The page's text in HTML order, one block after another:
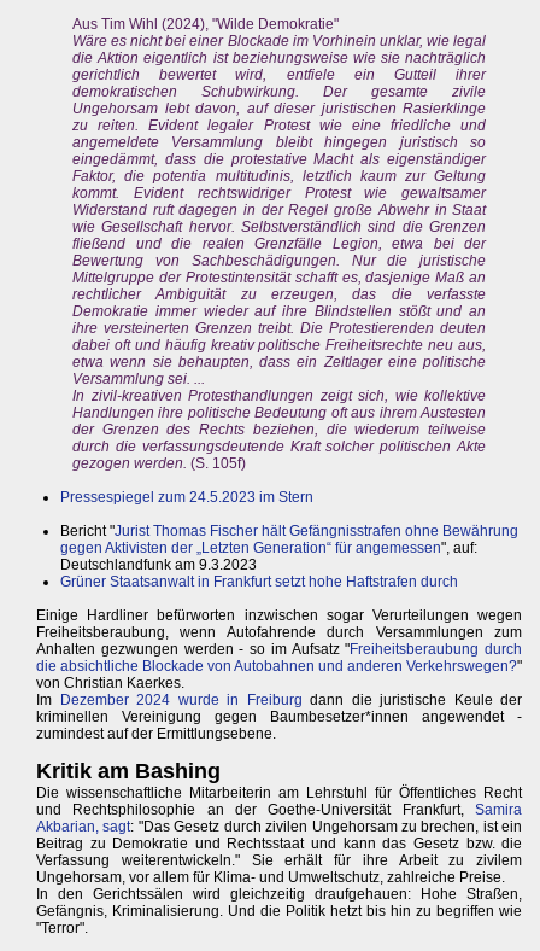
Aus Tim Wihl (2024), "Wilde Demokratie"
Wäre es nicht bei einer Blockade im Vorhinein unklar, wie legal
die Aktion eigentlich ist beziehungsweise wie sie nachträglich
gerichtlich bewertet wird, entfiele ein Gutteil ihrer
demokratischen Schubwirkung. Der gesamte zivile
Ungehorsam lebt davon, auf dieser juristischen Rasierklinge
zu reiten. Evident legaler Protest wie eine friedliche und
angemeldete Versammlung bleibt hingegen juristisch so
eingedämmt, dass die protestative Macht als eigenständiger
Faktor, die potentia multitudinis, letztlich kaum zur Geltung
kommt. Evident rechtswidriger Protest wie gewaltsamer
Widerstand ruft dagegen in der Regel große Abwehr in Staat
wie Gesellschaft hervor. Selbstverständlich sind die Grenzen
fließend und die realen Grenzfälle Legion, etwa bei der
Bewertung von Sachbeschädigungen. Nur die juristische
Mittelgruppe der Protestintensität schafft es, dasjenige Maß an
rechtlicher Ambiguität zu erzeugen, das die verfasste
Demokratie immer wieder auf ihre Blindstellen stößt und an
ihre versteinerten Grenzen treibt. Die Protestierenden deuten
dabei oft und häufig kreativ politische Freiheitsrechte neu aus,
etwa wenn sie behaupten, dass ein Zeltlager eine politische
Versammlung sei. ...
In zivil-kreativen Protesthandlungen zeigt sich, wie kollektive
Handlungen ihre politische Bedeutung oft aus ihrem Austesten
der Grenzen des Rechts beziehen, die wiederum teilweise
durch die verfassungsdeutende Kraft solcher politischen Akte
gezogen werden. (S. 105f)
Pressespiegel zum 24.5.2023 im Stern
Bericht "Jurist Thomas Fischer hält Gefängnisstrafen ohne Bewährung
gegen Aktivisten der „Letzten Generation“ für angemessen", auf:
Deutschlandfunk am 9.3.2023
Grüner Staatsanwalt in Frankfurt setzt hohe Haftstrafen durch
Einige Hardliner befürworten inzwischen sogar Verurteilungen wegen
Freiheitsberaubung, wenn Autofahrende durch Versammlungen zum
Anhalten gezwungen werden - so im Aufsatz "Freiheitsberaubung durch
die absichtliche Blockade von Autobahnen und anderen Verkehrswegen?"
von Christian Kaerkes.
Im Dezember 2024 wurde in Freiburg dann die juristische Keule der
kriminellen Vereinigung gegen Baumbesetzer*innen angewendet -
zumindest auf der Ermittlungsebene.
Kritik am Bashing
Die wissenschaftliche Mitarbeiterin am Lehrstuhl für Öffentliches Recht
und Rechtsphilosophie an der Goethe-Universität Frankfurt,Samira
Akbarian, sagt: "Das Gesetz durch zivilen Ungehorsam zu brechen, ist ein
Beitrag zu Demokratie und Rechtsstaat und kann das Gesetz bzw. die
Verfassung weiterentwickeln." Sie erhält für ihre Arbeit zu zivilem
Ungehorsam, vor allem für Klima- und Umweltschutz, zahlreiche Preise.
In den Gerichtssälen wird gleichzeitig draufgehauen: Hohe Straßen,
Gefängnis, Kriminalisierung. Und die Politik hetzt bis hin zu begriffen wie
"Terror".